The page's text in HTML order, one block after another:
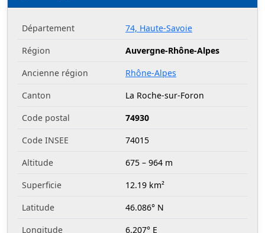
Département
74, Haute-Savoie
Région
Auvergne-Rhône-Alpes
Ancienne région
Rhône-Alpes
Canton
La Roche-sur-Foron
Code postal
74930
Code INSEE
74015
Altitude
675 – 964 m
Superficie
12.19 km²
Latitude
46.086° N
Longitude
6.207° E